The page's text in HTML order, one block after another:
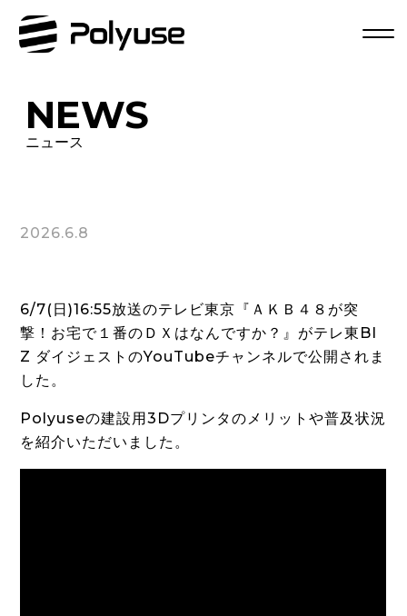
NEWS
ニュース
2026.6.8
6/7(日)16:55放送のテレビ東京『ＡＫＢ４８が突
撃！お宅で１番のＤＸはなんですか？』がテレ東BI
Z ダイジェストのYouTubeチャンネルで公開されま
した。
Polyuseの建設用3Dプリンタのメリットや普及状況
を紹介いただいました。